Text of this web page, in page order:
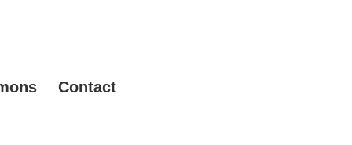
Contact